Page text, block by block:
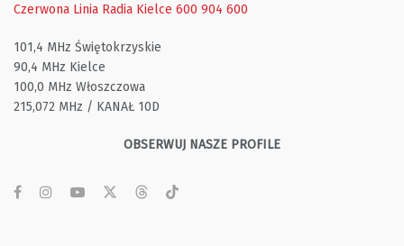
Czerwona Linia Radia Kielce 600 904 600
101,4 MHz Świętokrzyskie
90,4 MHz Kielce
100,0 MHz Włoszczowa
215,072 MHz / KANAŁ 10D
OBSERWUJ NASZE PROFILE